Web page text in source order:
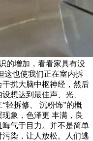
的增加，看看家具有没
这也使我们正在室内拆
扰大脑中枢神经，然后
想达到最佳声、光、
轻拆修、 沉粉饰”的概
象，色泽更 丰满，良
气于目力。并不是简单
染，让人放松。人们逃